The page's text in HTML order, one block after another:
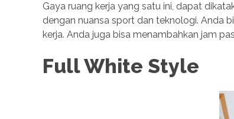
Gaya ruang kerja yang satu ini, dapat
dengan nuansa sport dan teknologi. Anda
kerja. Anda juga bisa menambahkan jam
Full White Style